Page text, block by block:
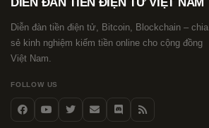
DIỄN ĐÀN TIỀN ĐIỆN TỬ VIỆT NAM
Diễn đàn tiền điện tử, Bitcoin, Blockchain – chia
sẻ kinh nghiệm kiếm tiền online cho cộng đồng
Việt Nam.
FOLLOW US